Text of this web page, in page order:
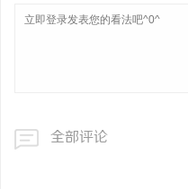
全部评论